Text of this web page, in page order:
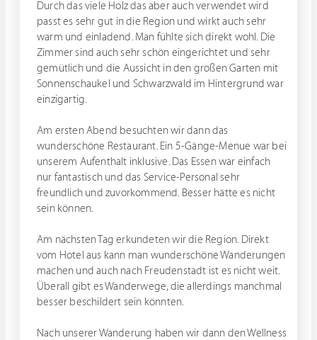
Durch das viele Holz das aber auch verwendet wird
passt es sehr gut in die Region und wirkt auch sehr
warm und einladend. Man fühlte sich direkt wohl. Die
Zimmer sind auch sehr schön eingerichtet und sehr
gemütlich und die Aussicht in den großen Garten mit
Sonnenschaukel und Schwarzwald im Hintergrund war
einzigartig.
Am ersten Abend besuchten wir dann das
wunderschöne Restaurant. Ein 5-Gänge-Menue war bei
unserem Aufenthalt inklusive. Das Essen war einfach
nur fantastisch und das Service-Personal sehr
freundlich und zuvorkommend. Besser hätte es nicht
sein können.
Am nächsten Tag erkundeten wir die Region. Direkt
vom Hotel aus kann man wunderschöne Wanderungen
machen und auch nach Freudenstadt ist es nicht weit.
Überall gibt es Wanderwege, die allerdings manchmal
besser beschildert sein könnten.
Nach unserer Wanderung haben wir dann den Wellness